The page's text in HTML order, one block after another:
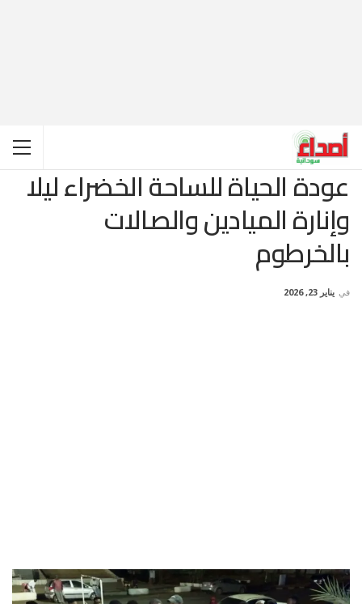
عودة الحياة للساحة الخضراء ليلا
وإنارة الميادين والصالات
بالخرطوم
في يناير 23, 2026